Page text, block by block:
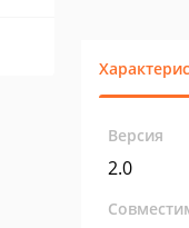
Версия
2.0